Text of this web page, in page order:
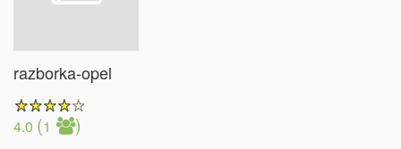
razborka-opel
4.0 (1 )